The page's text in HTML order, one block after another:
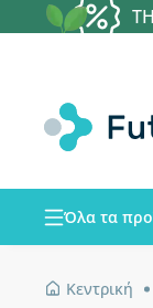
Όλα τα
Κεντρική